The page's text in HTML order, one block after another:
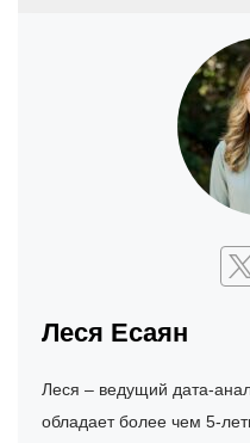
Леся Есаян
Леся – ведущий дата-
обладает более чем 5-